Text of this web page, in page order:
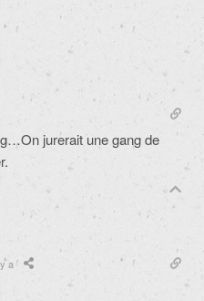
jurerait une gang de
a